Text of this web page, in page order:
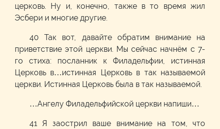
церковь. Ну и, конечно, также в то время жил
Эсбери и многие другие.
40 Так вот, давайте обратим внимание на
приветствие этой церкви. Мы сейчас начнём с 7-
го стиха: посланник к Филадельфии, истинная
Церковь в…истинная Церковь в так называемой
церкви. Истинная Церковь была в так называемой.
…Ангелу Филадельфийской церкви напиши…
41 Я заострил ваше внимание на том, что